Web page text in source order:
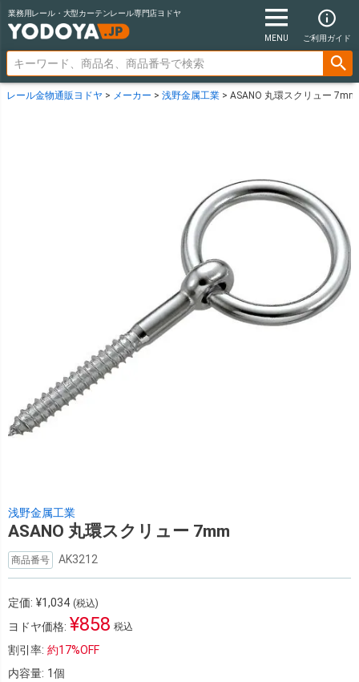
業務用レール・大型カーテンレール専門店ヨドヤ
MENU ご利用ガイド
レール金物通販ヨドヤ メーカー 浅野金属工業 ASANO 丸環スクリュー 7mm
浅野金属工業
ASANO 丸環スクリュー 7mm
商品番号 AK3212
定価: ¥1,034 (税込)
ヨドヤ価格: ¥858 税込
割引率: 約17%OFF
内容量: 1個